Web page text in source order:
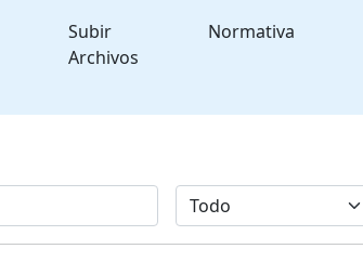
Subir
Archivos
Normativa